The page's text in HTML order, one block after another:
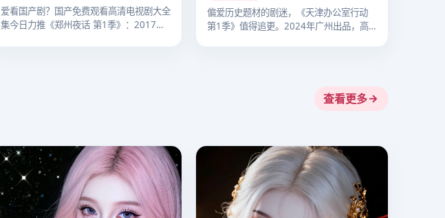
爱看国产剧？国产免费观看高清电视剧大全
集今日力推《郑州夜话 第1季》：2017
偏爱历史题材的剧迷，《天津办公室行动
第1季》值得追更。2024年广州出品，高
查看更多